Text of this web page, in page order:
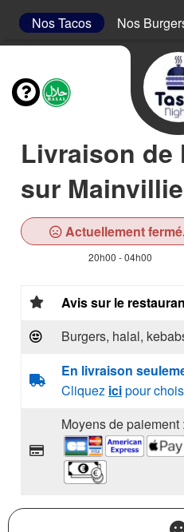
Nos Tacos Nos
Livraison de
sur
Actuellement
20h00 - 04h00
Avis sur le
Burgers, halal,
En livraison
Cliquez icipour
Moyens de paiement :